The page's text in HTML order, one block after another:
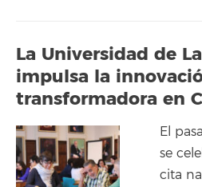
La Universidad de
impulsa la
transformadora en
El
se
cita